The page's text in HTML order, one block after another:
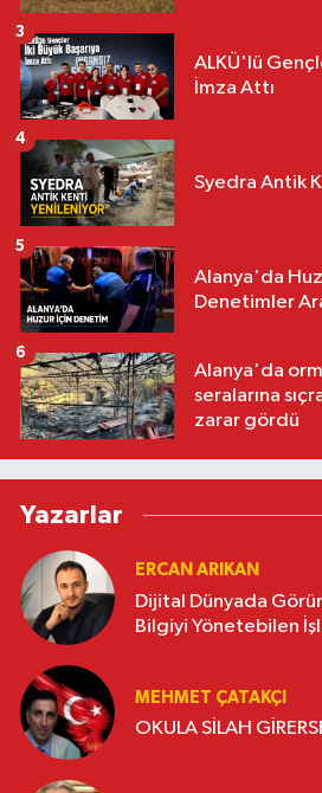
ALKÜ'lü
İmza Attı
3
Syedra Antik
4
Alanya'da
Denetimler
5
Alanya'da
seralarına
zarar gördü
6
Yazarlar
ERCAN ARIKAN
Dijital Dünyada
Bilgiyi Yönetebilen
MEHMET ÇATAKÇI
OKULA SİLAH